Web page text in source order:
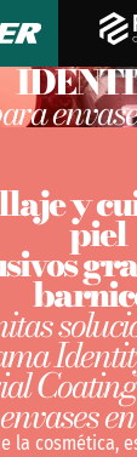
y
piel
la cosmética,